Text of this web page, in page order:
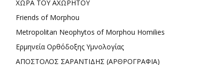
ΧΩΡΑ ΤΟΥ ΑΧΩΡΗΤΟΥ
Friends of Morphou
Metropolitan Neophytos of Morphou Homilies
Ερμηνεία Ορθόδοξης Υμνολογίας
ΑΠΟΣΤΟΛΟΣ ΣΑΡΑΝΤΙΔΗΣ (ΑΡΘΡΟΓΡΑΦΙΑ)